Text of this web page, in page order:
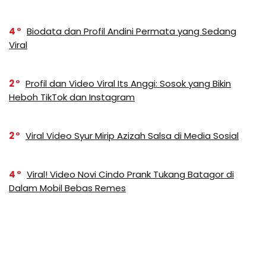
4
Biodata dan Profil Andini Permata yang Sedang
Viral
2
Profil dan Video Viral Its Anggi: Sosok yang Bikin
Heboh TikTok dan Instagram
2 Viral Video Syur Mirip Azizah Salsa di Media Sosial
4
Viral! Video Novi Cindo Prank Tukang Batagor di
Dalam Mobil Bebas Remes